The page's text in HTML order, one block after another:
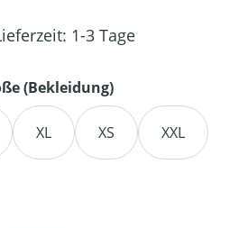
1-3 Tage
(Bekleidung)auswählen
XL XS XXL